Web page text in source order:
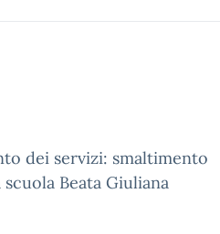
dei servizi: smaltimento
Beata Giuliana